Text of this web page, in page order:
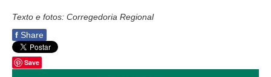
Serviços
Texto e fotos: Corregedoria Regional
f Share
Save